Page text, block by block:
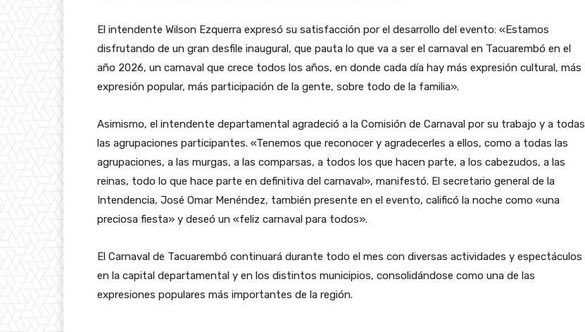
El intendente Wilson Ezquerra expresó su satisfacción por el desarrollo del evento: «Estamos
disfrutando de un gran desfile inaugural, que pauta lo que va a ser el carnaval en Tacuarembó en el
año 2026, un carnaval que crece todos los años, en donde cada día hay más expresión cultural, más
expresión popular, más participación de la gente, sobre todo de la familia».
Asimismo, el intendente departamental agradeció a la Comisión de Carnaval por su trabajo y a todas
las agrupaciones participantes. «Tenemos que reconocer y agradecerles a ellos, como a todas las
agrupaciones, a las murgas, a las comparsas, a todos los que hacen parte, a los cabezudos, a las
reinas, todo lo que hace parte en definitiva del carnaval», manifestó. El secretario general de la
Intendencia, José Omar Menéndez, también presente en el evento, calificó la noche como «una
preciosa fiesta» y deseó un «feliz carnaval para todos».
El Carnaval de Tacuarembó continuará durante todo el mes con diversas actividades y espectáculos
en la capital departamental y en los distintos municipios, consolidándose como una de las
expresiones populares más importantes de la región.